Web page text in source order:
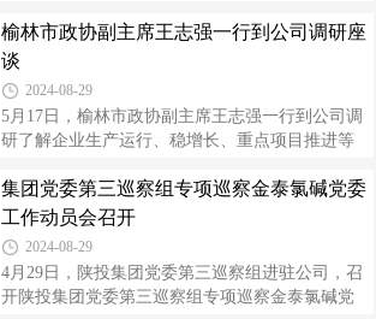
督察组就检查过程中发现的问题进行了通报，并
提出了具体要求，一是对检查出的问题要举一反
三，落实责任，及时进行整改；二是要结
了公司生产运行、指标管控、行业市场、稳增长
工作措施以及就地改造重大项目进展情况，与督
优势及盐化工产业链延伸等。常志雄对米脂县域
工业运行、政企协同工作开展情况作了补充汇
报。督导组详细了解了企业产品销售、改造项目
进度、需协调的问题等，强调一是加强企业长远
发展规划，以就地改造为契机，充分利用公司
榆林市政协副主席王志强一行到公司调研座
谈
2024-08-29
5月17日，榆林市政协副主席王志强一行到公司调
研了解企业生产运行、稳增长、重点项目推进等
元金，县工贸局；公司生产、技术、财务、安
监、行政等相关负责人参加座谈。座谈会上，邱
元金代表公司介绍了企业基本情况、安全生产、
经营管理、产品市场等，重点汇报了就地改造重
大项目手续办理、目前进展及整体工作计划安
排。杨树森对改造项目政府相关工作作了补充说
集团党委第三巡察组专项巡察金泰氯碱党委
工作动员会召开
2024-08-29
4月29日，陕投集团党委第三巡察组进驻公司，召
开陕投集团党委第三巡察组专项巡察金泰氯碱党